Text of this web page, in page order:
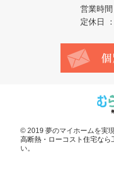
営業時間
定休日
© 2019 夢のマイホームを実現
高断熱・ローコスト住宅なら
い。